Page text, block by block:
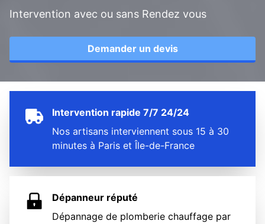
Intervention avec ou sans Rendez vous
Demander un devis
Intervention rapide 7/7 24/24
Nos artisans interviennent sous 15 à 30
minutes à Paris et Île-de-France
Dépanneur réputé
Dépannage de plomberie chauffage par